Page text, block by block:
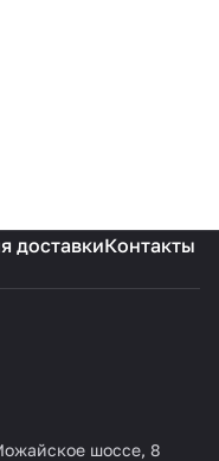
доставкиКонтакты
шоссе, 8